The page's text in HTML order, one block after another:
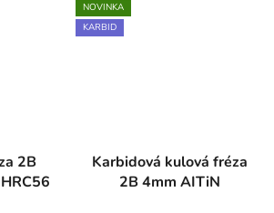
2B
NOVINKA
KARBID
Karbidová kulová fréza
2B 4mm AITiN